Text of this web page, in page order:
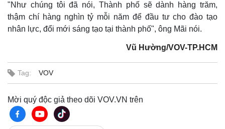
Giá cà phê
"Như chúng tôi đã nói, Thành phố sẽ dành hàng trăm,
thậm chí hàng nghìn tỷ mỗi năm để đầu tư cho đào tạo
nhân lực, đổi mới sáng tạo tại thành phố", ông Mãi nói.
Vũ Hường/VOV-TP.HCM
Tag: VOV
Mời quý độc giả theo dõi VOV.VN trên